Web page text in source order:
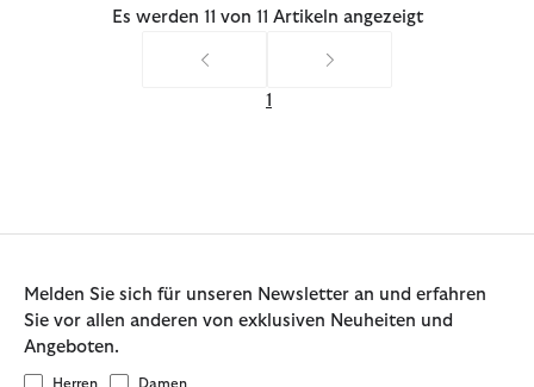
Es werden 11 von 11 Artikeln angezeigt
1
Melden Sie sich für unseren Newsletter an und erfahren
Sie vor allen anderen von exklusiven Neuheiten und
Angeboten.
Herren Damen